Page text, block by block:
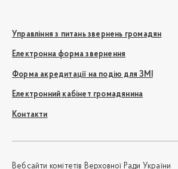
Управління з питань звернень громадян
Електронна форма звернення
Форма акредитації на подію для ЗМІ
Електронний кабінет громадянина
Контакти
Вебсайти комітетів Верховної Ради України